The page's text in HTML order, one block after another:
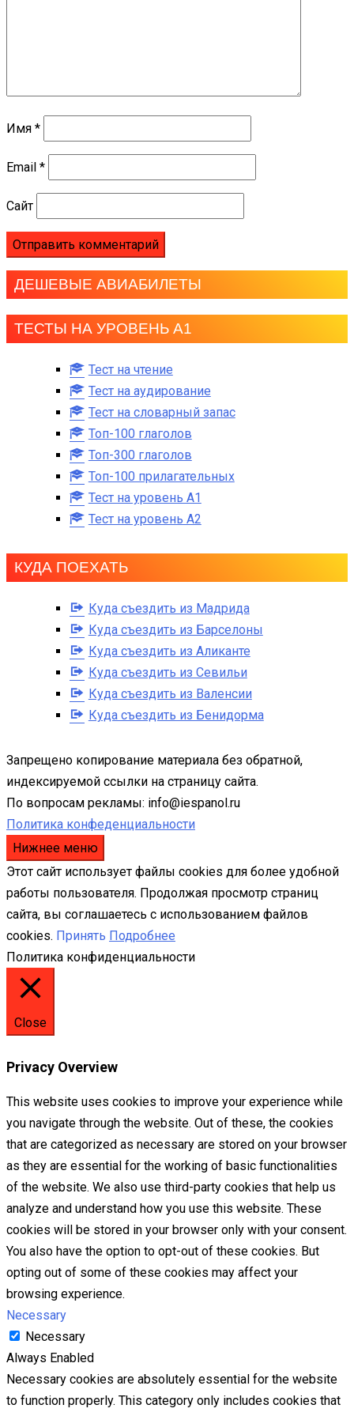
Имя *
Email *
Сайт
ДЕШЕВЫЕ АВИАБИЛЕТЫ
ТЕСТЫ НА УРОВЕНЬ А1
Тест на чтение
Тест на аудирование
Тест на словарный запас
Топ-100 глаголов
Топ-300 глаголов
Топ-100 прилагательных
Тест на уровень A1
Тест на уровень A2
КУДА ПОЕХАТЬ
Куда съездить из Мадрида
Куда съездить из Барселоны
Куда съездить из Аликанте
Куда съездить из Севильи
Куда съездить из Валенсии
Куда съездить из Бенидорма
Запрещено копирование материала без обратной,
индексируемой ссылки на страницу сайта.
По вопросам рекламы: info@iespanol.ru
Политика конфеденциальности
Нижнее меню
Этот сайт использует файлы cookies для более удобной
работы пользователя. Продолжая просмотр страниц
сайта, вы соглашаетесь с использованием файлов
cookies. Принять Подробнее
Политика конфиденциальности
Close
Privacy Overview
This website uses cookies to improve your experience while
you navigate through the website. Out of these, the cookies
that are categorized as necessary are stored on your browser
as they are essential for the working of basic functionalities
of the website. We also use third-party cookies that help us
analyze and understand how you use this website. These
cookies will be stored in your browser only with your consent.
You also have the option to opt-out of these cookies. But
opting out of some of these cookies may affect your
browsing experience.
Necessary
Necessary
Always Enabled
Necessary cookies are absolutely essential for the website
to function properly. This category only includes cookies that